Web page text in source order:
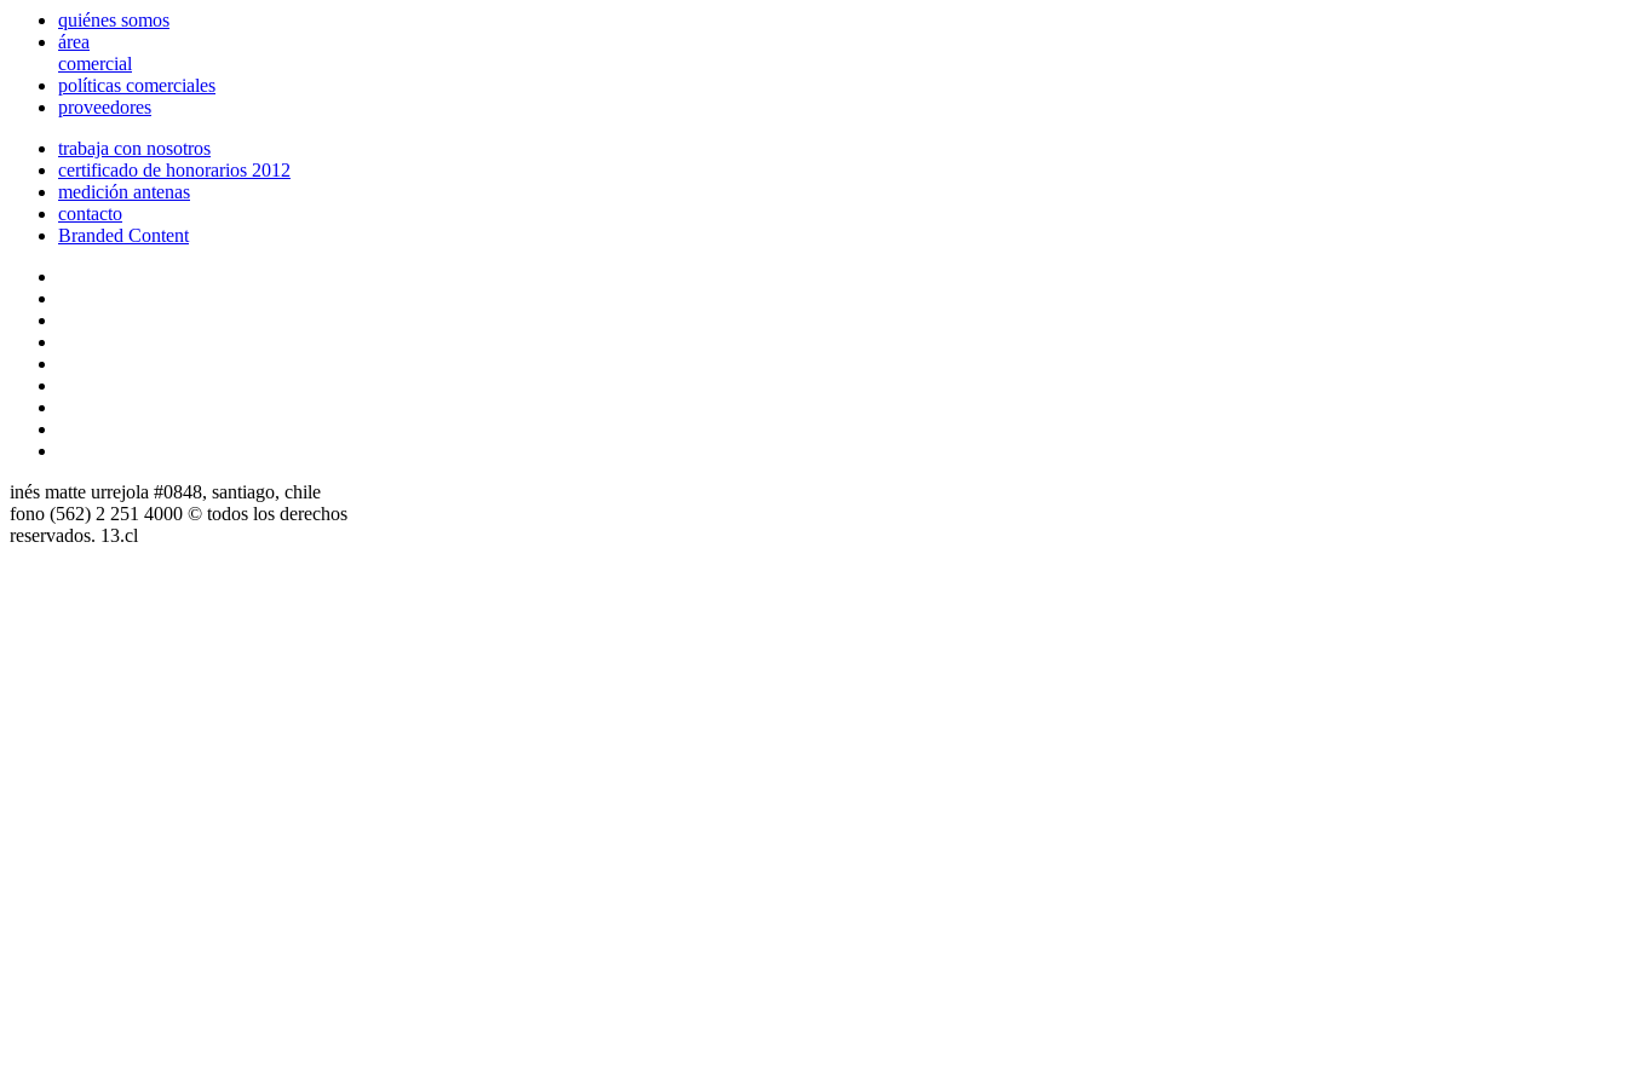
quiénes somos
área
comercial
políticas comerciales
proveedores
trabaja con nosotros
certificado de honorarios 2012
medición antenas
contacto
Branded Content
inés matte urrejola #0848, santiago, chile
fono (562) 2 251 4000 © todos los derechos
reservados. 13.cl